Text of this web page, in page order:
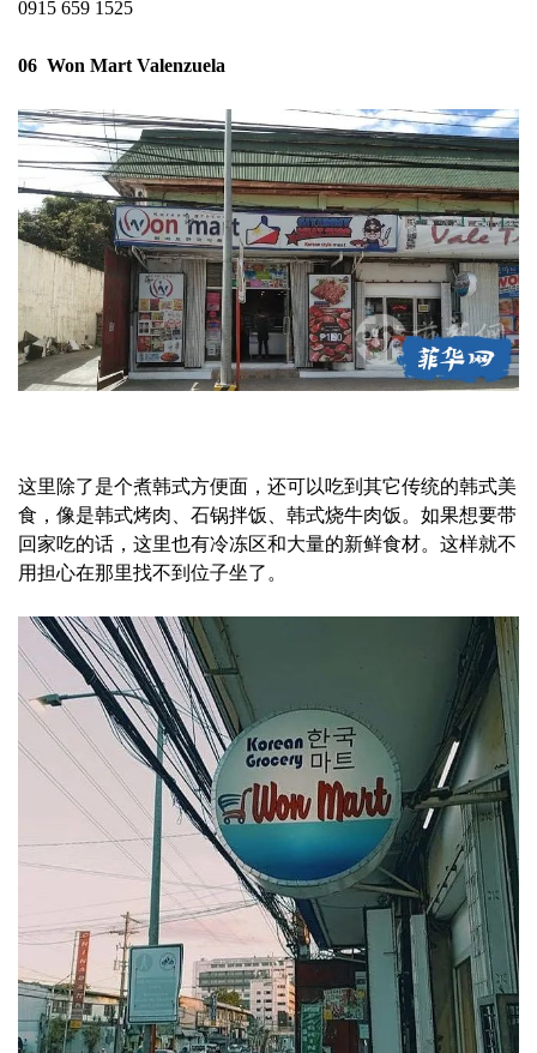
0915 659 1525
06 Won Mart Valenzuela
这里除了是个煮韩式方便面，还可以吃到其它传统的韩式美
食，像是韩式烤肉、石锅拌饭、韩式烧牛肉饭。如果想要带
回家吃的话，这里也有冷冻区和大量的新鲜食材。这样就不
用担心在那里找不到位子坐了。